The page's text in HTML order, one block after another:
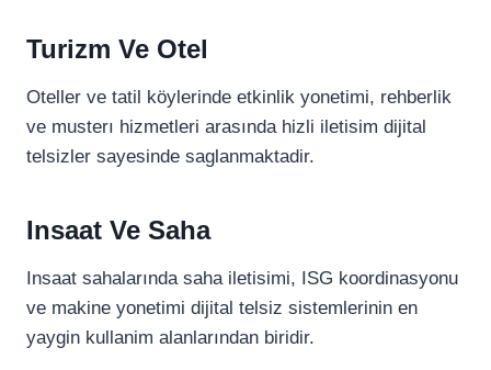
Turizm Ve Otel
Oteller ve tatil köylerinde etkinlik yonetimi, rehberlik
ve musterı hizmetleri arasında hizli iletisim dijital
telsizler sayesinde saglanmaktadir.
Insaat Ve Saha
Insaat sahalarında saha iletisimi, ISG koordinasyonu
ve makine yonetimi dijital telsiz sistemlerinin en
yaygin kullanim alanlarından biridir.